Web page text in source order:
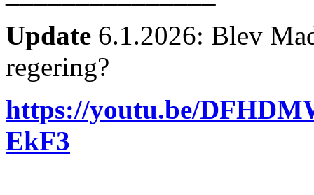
Update 6.1.2026: Blev
regering?
https://youtu.be/
EkF3